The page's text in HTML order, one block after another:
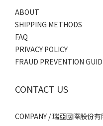
ABOUT
SHIPPING METHODS
FAQ
PRIVACY POLICY
FRAUD PREVENTION
CONTACT US
COMPANY / 瑞亞國際股份